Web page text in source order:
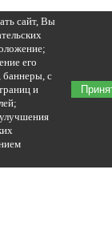
сайт, Вы
его
баннеры, с
и